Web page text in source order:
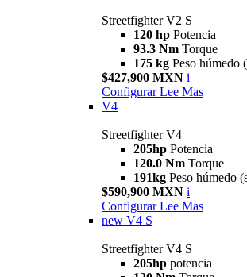
Streetfighter V2 S
120 hp Potencia
93.3 Nm Torque
175 kg Peso húmedo
$427,900 MXN i
Configurar Lee Mas
V4
Streetfighter V4
205hp Potencia
120.0 Nm Torque
191kg Peso húmedo
$590,900 MXN i
Configurar Lee Mas
new V4 S
Streetfighter V4 S
205hp potencia